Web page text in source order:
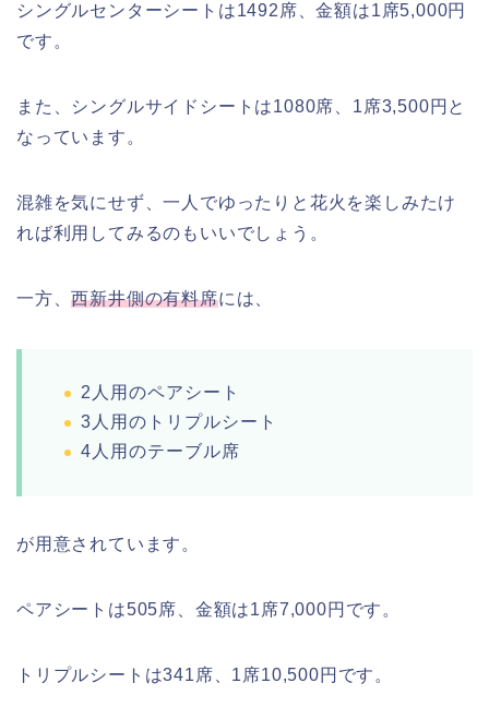
シングルセンターシートは1492席、金額は1席5,000円
です。
また、シングルサイドシートは1080席、1席3,500円と
なっています。
混雑を気にせず、一人でゆったりと花火を楽しみたけ
れば利用してみるのもいいでしょう。
一方、西新井側の有料席には、
2人用のペアシート
3人用のトリプルシート
4人用のテーブル席
が用意されています。
ペアシートは505席、金額は1席7,000円です。
トリプルシートは341席、1席10,500円です。